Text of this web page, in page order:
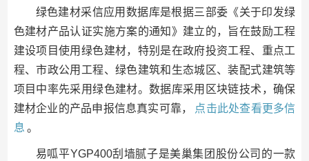
绿色建材采信应用数据库是根据三部委《关于印发绿
色建材产品认证实施方案的通知》建立的，旨在鼓励工程
建设项目使用绿色建材，特别是在政府投资工程、重点工
程、市政公用工程、绿色建筑和生态城区、装配式建筑等
项目中率先采用绿色建材。数据库采用区块链技术，确保
建材企业的产品申报信息真实可靠，
点击此处查看更多信
息 。
易呱平YGP400刮墙腻子是美巢集团股份公司的一款